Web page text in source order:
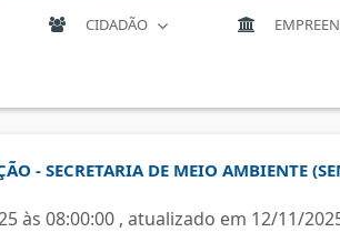
CIDADÃO
- SECRETARIA DE MEIO AMBIENTE
às 08:00:00 , atualizado em 12/11/